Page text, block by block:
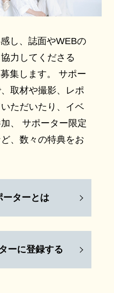
し、誌面やWEBの
力してくださる
集します。 サポー
取材や撮影、レポ
ただいたり、イベ
、 サポーター限定
、数々の特典をお
ーターとは
ーに登録する